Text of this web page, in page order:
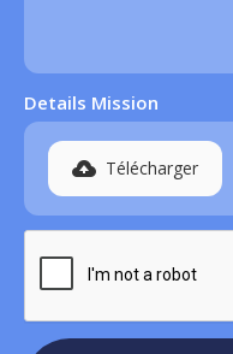
Details Mission
Télécharger